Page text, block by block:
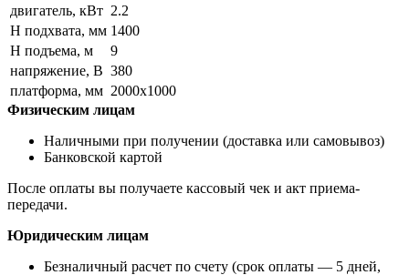
двигатель, кВт 2.2
Н подхвата, мм 1400
Н подъема, м
9
напряжение, В 380
платформа, мм 2000х1000
Физическим лицам
Наличными при получении (доставка или самовывоз)
Банковской картой
После оплаты вы получаете кассовый чек и акт приема-
передачи.
Юридическим лицам
Безналичный расчет по счету (срок оплаты — 5 дней,